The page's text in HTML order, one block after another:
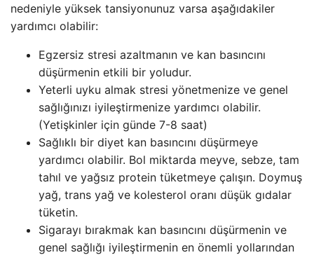
nedeniyle yüksek tansiyonunuz varsa aşağıdakiler
yardımcı olabilir:
Egzersiz stresi azaltmanın ve kan basıncını
düşürmenin etkili bir yoludur.
Yeterli uyku almak stresi yönetmenize ve genel
sağlığınızı iyileştirmenize yardımcı olabilir.
(Yetişkinler için günde 7-8 saat)
Sağlıklı bir diyet kan basıncını düşürmeye
yardımcı olabilir. Bol miktarda meyve, sebze, tam
tahıl ve yağsız protein tüketmeye çalışın. Doymuş
yağ, trans yağ ve kolesterol oranı düşük gıdalar
tüketin.
Sigarayı bırakmak kan basıncını düşürmenin ve
genel sağlığı iyileştirmenin en önemli yollarından